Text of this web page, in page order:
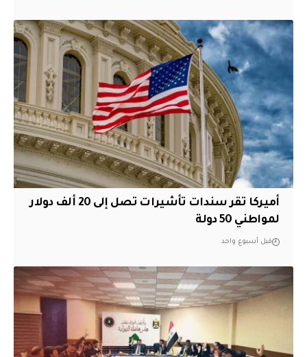
أميركا تقر سندات تأشيرات تصل إلى 20 ألف دولار
لمواطني 50 دولة
قبل أسبوع واحد